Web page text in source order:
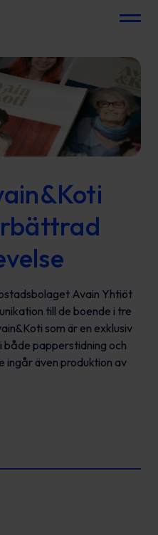
Menu
Avain Yhtiöt
till de boende i tre
som är en exklusiv
papperstidning och
även produktion av